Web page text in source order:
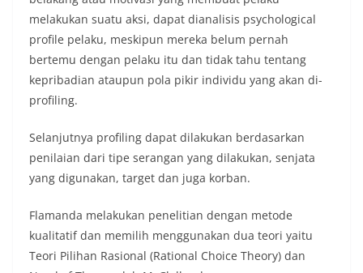
melakukan suatu aksi, dapat dianalisis psychological
profile pelaku, meskipun mereka belum pernah
bertemu dengan pelaku itu dan tidak tahu tentang
kepribadian ataupun pola pikir individu yang akan di-
profiling.
Selanjutnya profiling dapat dilakukan berdasarkan
penilaian dari tipe serangan yang dilakukan, senjata
yang digunakan, target dan juga korban.
Flamanda melakukan penelitian dengan metode
kualitatif dan memilih menggunakan dua teori yaitu
Teori Pilihan Rasional (Rational Choice Theory) dan